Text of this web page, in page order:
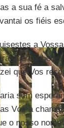
a sua fé a
os fiéis
a
que
que Vos
sem
Vós a
o nosso